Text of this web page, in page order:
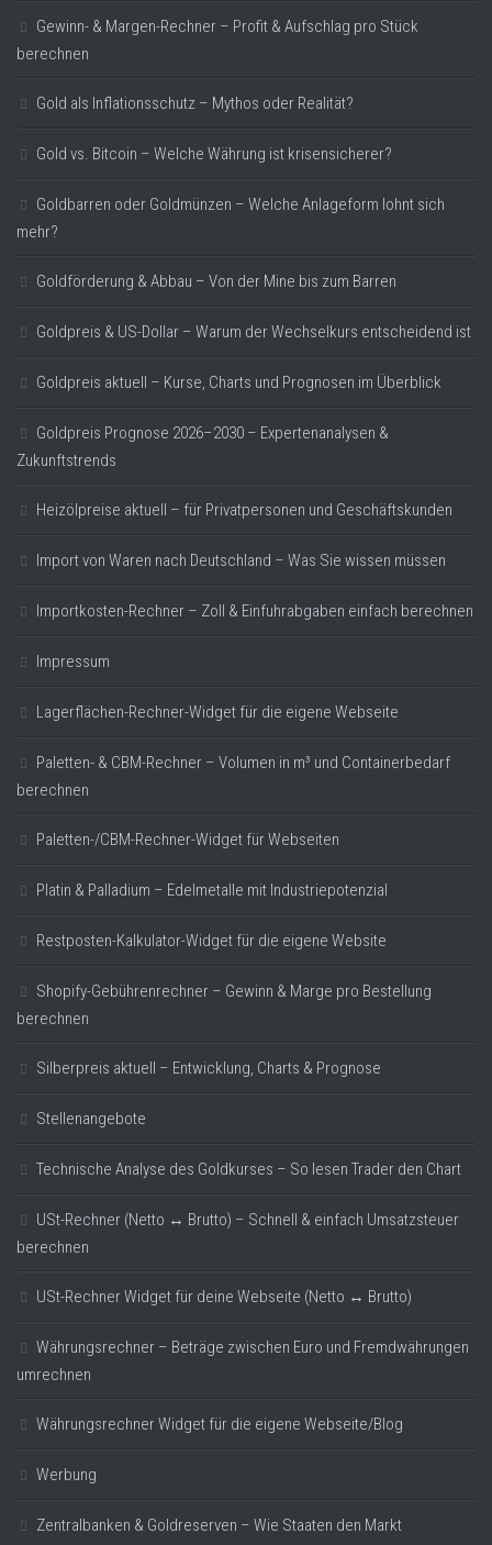
Gewinn- & Margen-Rechner – Profit & Aufschlag pro Stück
berechnen
Gold als Inflationsschutz – Mythos oder Realität?
Gold vs. Bitcoin – Welche Währung ist krisensicherer?
Goldbarren oder Goldmünzen – Welche Anlageform lohnt sich
mehr?
Goldförderung & Abbau – Von der Mine bis zum Barren
Goldpreis & US-Dollar – Warum der Wechselkurs entscheidend ist
Goldpreis aktuell – Kurse, Charts und Prognosen im Überblick
Goldpreis Prognose 2026–2030 – Expertenanalysen &
Zukunftstrends
Heizölpreise aktuell – für Privatpersonen und Geschäftskunden
Import von Waren nach Deutschland – Was Sie wissen müssen
Importkosten-Rechner – Zoll & Einfuhrabgaben einfach berechnen
Impressum
Lagerflächen-Rechner-Widget für die eigene Webseite
Paletten- & CBM-Rechner – Volumen in m³ und Containerbedarf
berechnen
Paletten-/CBM-Rechner-Widget für Webseiten
Platin & Palladium – Edelmetalle mit Industriepotenzial
Restposten-Kalkulator-Widget für die eigene Website
Shopify-Gebührenrechner – Gewinn & Marge pro Bestellung
berechnen
Silberpreis aktuell – Entwicklung, Charts & Prognose
Stellenangebote
Technische Analyse des Goldkurses – So lesen Trader den Chart
USt-Rechner (Netto ↔ Brutto) – Schnell & einfach Umsatzsteuer
berechnen
USt-Rechner Widget für deine Webseite (Netto ↔ Brutto)
Währungsrechner – Beträge zwischen Euro und Fremdwährungen
umrechnen
Währungsrechner Widget für die eigene Webseite/Blog
Werbung
Zentralbanken & Goldreserven – Wie Staaten den Markt